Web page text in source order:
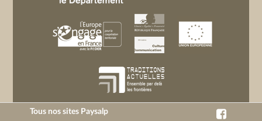
Tous nos sites Paysalp